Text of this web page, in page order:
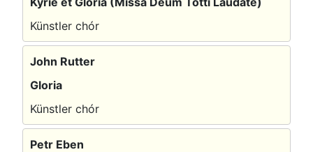
Künstler chór
John Rutter
Gloria
Künstler chór
Petr Eben